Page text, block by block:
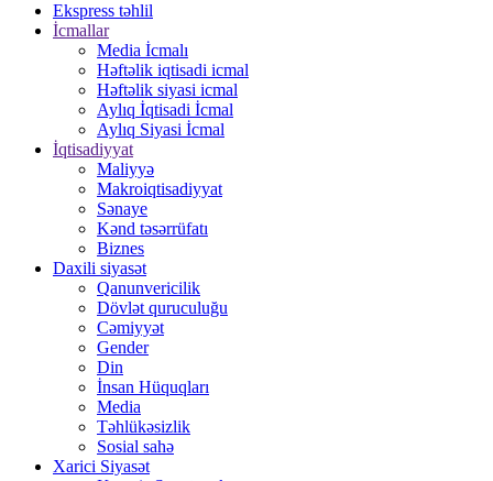
Ekspress təhlil
İcmallar
Media İcmalı
Həftəlik iqtisadi icmal
Həftəlik siyasi icmal
Aylıq İqtisadi İcmal
Aylıq Siyasi İcmal
İqtisadiyyat
Maliyyə
Makroiqtisadiyyat
Sənaye
Kənd təsərrüfatı
Biznes
Daxili siyasət
Qanunvericilik
Dövlət quruculuğu
Cəmiyyət
Gender
Din
İnsan Hüquqları
Media
Təhlükəsizlik
Sosial sahə
Xarici Siyasət